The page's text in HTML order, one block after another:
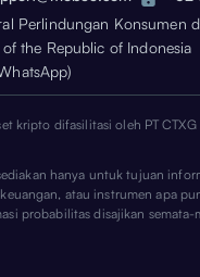
Perlindungan Konsumen
the Republic of Indonesia
kripto difasilitasi oleh PT
hanya untuk tujuan
atau instrumen apa
probabilitas disajikan